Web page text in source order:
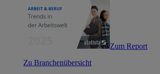
Zum Report
Zu Branchenübersicht